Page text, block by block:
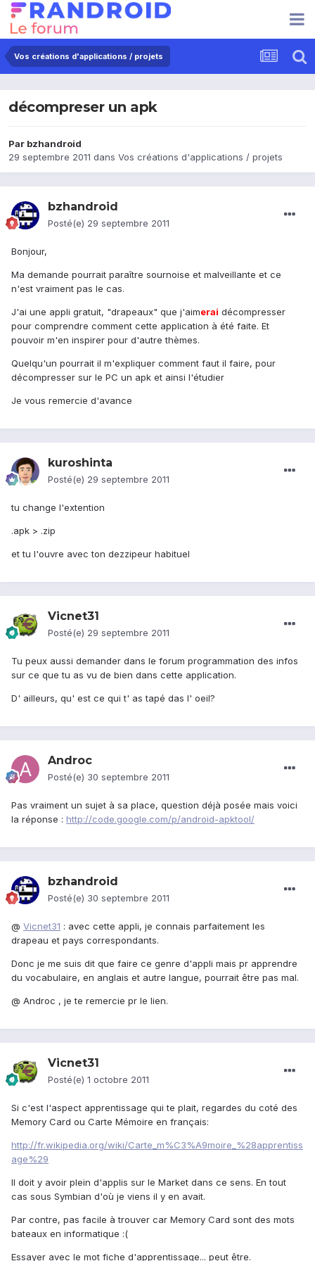
Vos créations d'applications / projets
décompreser un apk
Par bzhandroid
29 septembre 2011 dans Vos créations d'applications / projets
bzhandroid
Posté(e) 29 septembre 2011
Bonjour,
Ma demande pourrait paraître sournoise et malveillante et ce
n'est vraiment pas le cas.
J'ai une appli gratuit, "drapeaux" que j'aimerai décompresser
pour comprendre comment cette application à été faite. Et
pouvoir m'en inspirer pour d'autre thèmes.
Quelqu'un pourrait il m'expliquer comment faut il faire, pour
décompresser sur le PC un apk et ainsi l'étudier
Je vous remercie d'avance
kuroshinta
Posté(e) 29 septembre 2011
tu change l'extention
.apk > .zip
et tu l'ouvre avec ton dezzipeur habituel
Vicnet31
Posté(e) 29 septembre 2011
Tu peux aussi demander dans le forum programmation des infos
sur ce que tu as vu de bien dans cette application.
D' ailleurs, qu' est ce qui t' as tapé das l' oeil?
Androc
Posté(e) 30 septembre 2011
Pas vraiment un sujet à sa place, question déjà posée mais voici
la réponse : http://code.google.com/p/android-apktool/
bzhandroid
Posté(e) 30 septembre 2011
@ Vicnet31 : avec cette appli, je connais parfaitement les
drapeau et pays correspondants.
Donc je me suis dit que faire ce genre d'appli mais pr apprendre
du vocabulaire, en anglais et autre langue, pourrait être pas mal.
@ Androc , je te remercie pr le lien.
Vicnet31
Posté(e) 1 octobre 2011
Si c'est l'aspect apprentissage qui te plait, regardes du coté des
Memory Card ou Carte Mémoire en français:
http://fr.wikipedia.org/wiki/Carte_m%C3%A9moire_%28apprentiss
age%29
Il doit y avoir plein d'applis sur le Market dans ce sens. En tout
cas sous Symbian d'où je viens il y en avait.
Par contre, pas facile à trouver car Memory Card sont des mots
bateaux en informatique :(
Essayer avec le mot fiche d'apprentissage... peut être.